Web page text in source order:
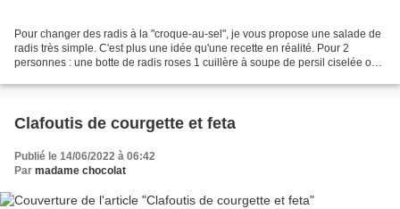
Pour changer des radis à la "croque-au-sel", je vous propose une salade de
radis très simple. C'est plus une idée qu'une recette en réalité. Pour 2
personnes : une botte de radis roses 1 cuillère à soupe de persil ciselée ou
Clafoutis de courgette et feta
Publié le 14/06/2022 à 06:42
Par madame chocolat